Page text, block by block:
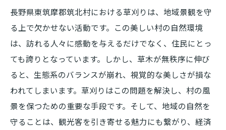
長野県東筑摩郡筑北村における草刈りは、地域景観を守
る上で欠かせない活動です。この美しい村の自然環境
は、訪れる人々に感動を与えるだけでなく、住民にとっ
ても誇りとなっています。しかし、草木が無秩序に伸び
ると、生態系のバランスが崩れ、視覚的な美しさが損な
われてしまいます。草刈りはこの問題を解決し、村の風
景を保つための重要な手段です。そして、地域の自然を
守ることは、観光客を引き寄せる魅力にも繋がり、経済